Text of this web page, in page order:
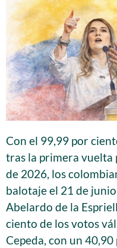
Con el 99,99 por
tras la primera vuelta
de 2026, los
balotaje el 21 de
Abelardo de la
ciento de los votos
Cepeda, con un